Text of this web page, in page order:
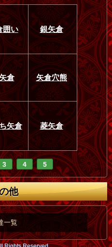
囲い 銀矢倉
倉 矢倉穴熊
矢倉 菱矢倉
3 4 5
他
一覧